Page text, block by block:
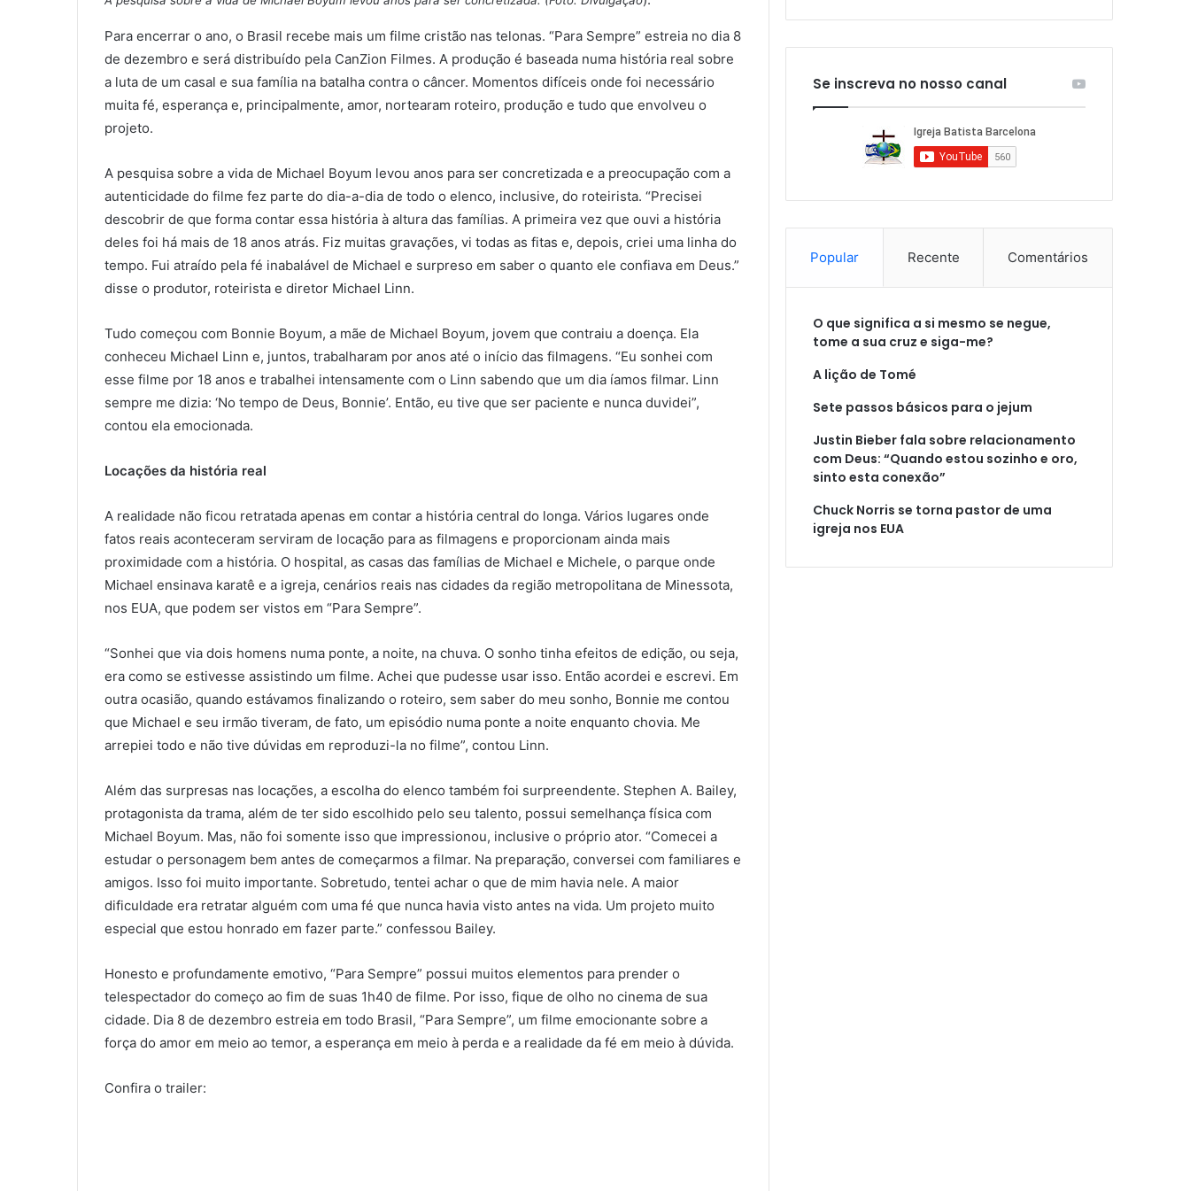
Para encerrar o ano, o Brasil recebe mais um filme cristão nas telonas. “Para Sempre” estreia no dia 8
de dezembro e será distribuído pela CanZion Filmes. A produção é baseada numa história real sobre
a luta de um casal e sua família na batalha contra o câncer. Momentos difíceis onde foi necessário
muita fé, esperança e, principalmente, amor, nortearam roteiro, produção e tudo que envolveu o
projeto.
A pesquisa sobre a vida de Michael Boyum levou anos para ser concretizada e a preocupação com a
autenticidade do filme fez parte do dia-a-dia de todo o elenco, inclusive, do roteirista. “Precisei
descobrir de que forma contar essa história à altura das famílias. A primeira vez que ouvi a história
deles foi há mais de 18 anos atrás. Fiz muitas gravações, vi todas as fitas e, depois, criei uma linha do
tempo. Fui atraído pela fé inabalável de Michael e surpreso em saber o quanto ele confiava em Deus.”
disse o produtor, roteirista e diretor Michael Linn.
Tudo começou com Bonnie Boyum, a mãe de Michael Boyum, jovem que contraiu a doença. Ela
conheceu Michael Linn e, juntos, trabalharam por anos até o início das filmagens. “Eu sonhei com
esse filme por 18 anos e trabalhei intensamente com o Linn sabendo que um dia íamos filmar. Linn
sempre me dizia: ‘No tempo de Deus, Bonnie’. Então, eu tive que ser paciente e nunca duvidei”,
contou ela emocionada.
Locações da história real
A realidade não ficou retratada apenas em contar a história central do longa. Vários lugares onde
fatos reais aconteceram serviram de locação para as filmagens e proporcionam ainda mais
proximidade com a história. O hospital, as casas das famílias de Michael e Michele, o parque onde
Michael ensinava karatê e a igreja, cenários reais nas cidades da região metropolitana de Minessota,
nos EUA, que podem ser vistos em “Para Sempre”.
“Sonhei que via dois homens numa ponte, a noite, na chuva. O sonho tinha efeitos de edição, ou seja,
era como se estivesse assistindo um filme. Achei que pudesse usar isso. Então acordei e escrevi. Em
outra ocasião, quando estávamos finalizando o roteiro, sem saber do meu sonho, Bonnie me contou
que Michael e seu irmão tiveram, de fato, um episódio numa ponte a noite enquanto chovia. Me
arrepiei todo e não tive dúvidas em reproduzi-la no filme”, contou Linn.
Além das surpresas nas locações, a escolha do elenco também foi surpreendente. Stephen A. Bailey,
protagonista da trama, além de ter sido escolhido pelo seu talento, possui semelhança física com
Michael Boyum. Mas, não foi somente isso que impressionou, inclusive o próprio ator. “Comecei a
estudar o personagem bem antes de começarmos a filmar. Na preparação, conversei com familiares e
amigos. Isso foi muito importante. Sobretudo, tentei achar o que de mim havia nele. A maior
dificuldade era retratar alguém com uma fé que nunca havia visto antes na vida. Um projeto muito
especial que estou honrado em fazer parte.” confessou Bailey.
Honesto e profundamente emotivo, “Para Sempre” possui muitos elementos para prender o
telespectador do começo ao fim de suas 1h40 de filme. Por isso, fique de olho no cinema de sua
cidade. Dia 8 de dezembro estreia em todo Brasil, “Para Sempre”, um filme emocionante sobre a
força do amor em meio ao temor, a esperança em meio à perda e a realidade da fé em meio à dúvida.
Confira o trailer:
Se inscreva no nosso canal
Popular Recente Comentários
O que significa a si mesmo se negue,
tome a sua cruz e siga-me?
A lição de Tomé
Sete passos básicos para o jejum
Justin Bieber fala sobre relacionamento
com Deus: “Quando estou sozinho e oro,
sinto esta conexão”
Chuck Norris se torna pastor de uma
igreja nos EUA